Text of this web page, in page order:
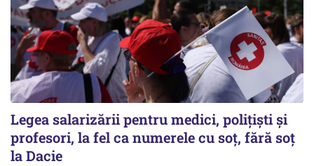
Legea salarizării pentru medici, polițiști și
profesori, la fel ca numerele cu soț, fără soț
la Dacie